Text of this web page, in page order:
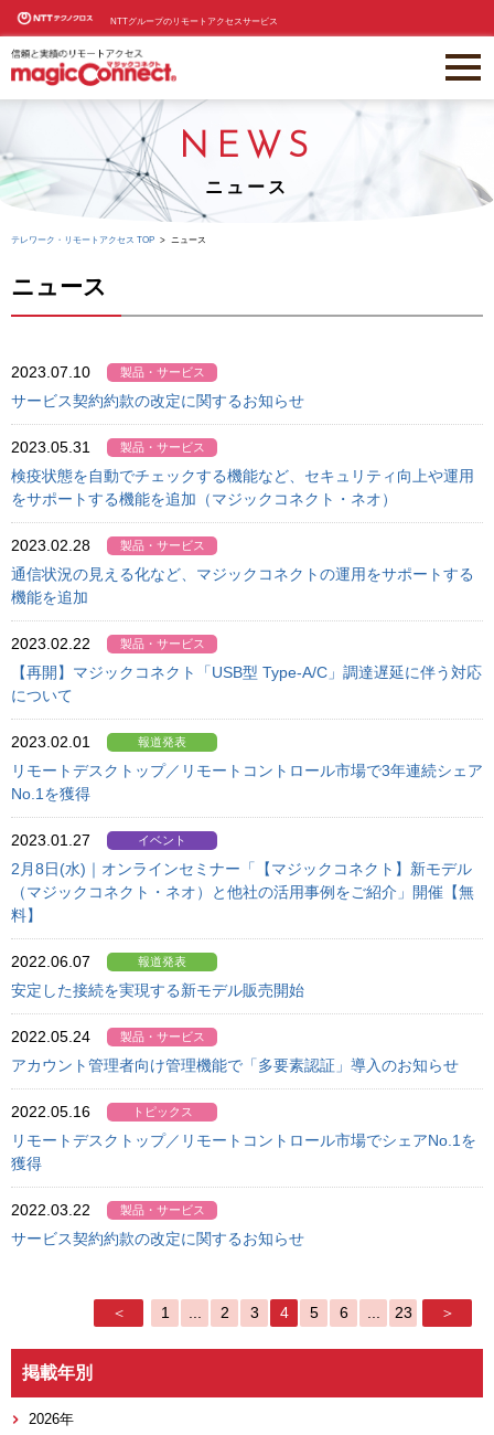
NTTグループのリモートアクセスサービス
NEWS
ニュース
テレワーク・リモートアクセス TOP ニュース
ニュース
2023.07.10 製品・サービス
サービス契約約款の改定に関するお知らせ
2023.05.31 製品・サービス
検疫状態を自動でチェックする機能など、セキュリティ向上や運用
をサポートする機能を追加（マジックコネクト・ネオ）
2023.02.28 製品・サービス
通信状況の見える化など、マジックコネクトの運用をサポートする
機能を追加
2023.02.22 製品・サービス
【再開】マジックコネクト「USB型 Type-A/C」調達遅延に伴う対応
について
2023.02.01 報道発表
リモートデスクトップ／リモートコントロール市場で3年連続シェア
No.1を獲得
2023.01.27 イベント
2月8日(水)｜オンラインセミナー「【マジックコネクト】新モデル
（マジックコネクト・ネオ）と他社の活用事例をご紹介」開催【無
料】
2022.06.07 報道発表
安定した接続を実現する新モデル販売開始
2022.05.24 製品・サービス
アカウント管理者向け管理機能で「多要素認証」導入のお知らせ
2022.05.16 トピックス
リモートデスクトップ／リモートコントロール市場でシェアNo.1を
獲得
2022.03.22 製品・サービス
サービス契約約款の改定に関するお知らせ
1
＜ ... 2 3 4 5 6 ... ＞
23
掲載年別
2026年